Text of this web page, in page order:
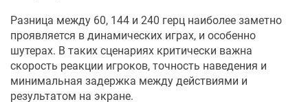
Разница между 60, 144 и 240 герц наиболее заметно
проявляется в динамических играх, и особенно
шутерах. В таких сценариях критически важна
скорость реакции игроков, точность наведения и
минимальная задержка между действиями и
результатом на экране.